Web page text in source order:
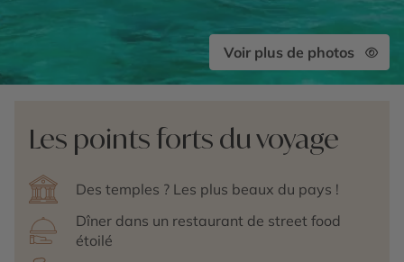
Voir plus de photos
Les points forts du voyage
Des temples ? Les plus beaux du pays !
Dîner dans un restaurant de street food
étoilé